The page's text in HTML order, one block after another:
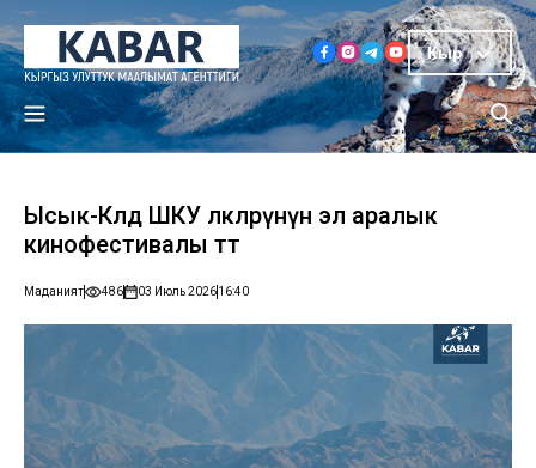
Кыр
Ысык-Көлдө ШКУ өлкөлөрүнүн эл аралык
кинофестивалы өтөт
Маданият 486 03 Июль 202616:40